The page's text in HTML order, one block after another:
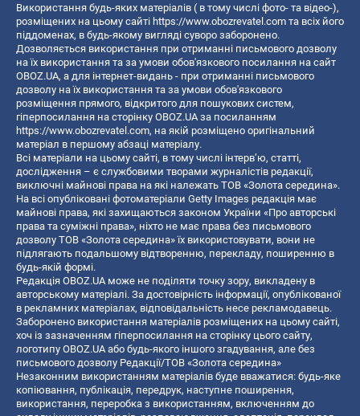
Використання будь-яких матеріалів ( в тому числі фото- та відео-),
розміщених на цьому сайті https://www.obozrevatel.com та всіх його
піддоменах, в будь-якому вигляді суворо заборонено.
Дозволяється використання при отриманні письмового дозволу
на їх використання та за умови обов'язкового посилання на сайт
OBOZ.UA, а для інтернет-видань - при отриманні письмового
дозволу на їх використання та за умови обов'язкового
розміщення прямого, відкритого для пошукових систем,
гіперпосилання на сторінку OBOZ.UA за посиланням
https://www.obozrevatel.com, на якій розміщено оригінальний
матеріал в першому абзаці матеріалу.
Всі матеріали на цьому сайті, в тому числі інтерв’ю, статті,
дослідження – є службовими творами журналістів редакції,
виключні майнові права на які належать ТОВ «Золота середина».
На всі опубліковані фотоматеріали Getty Images редакція має
майнові права, які захищаються законом України «Про авторські
права та суміжні права», ніхто не має права без письмового
дозволу ТОВ «Золота середина» їх використовувати, вони не
підлягають подальшому відтворенню, перекладу, поширенню в
будь-якій формі.
Редакція OBOZ.UA може не поділяти точку зору, викладену в
авторському матеріалі. За достовірність інформації, опублікованої
в рекламних матеріалах, відповідальність несе рекламодавець.
Заборонено використання матеріалів розміщених на цьому сайті,
хоч із зазначенням гіперпосилання на сторінку цього сайту,
логотипу OBOZ.UA або будь-якого іншого згадування, але без
письмового дозволу Редакції/ТОВ «Золота середина»
Незаконним використанням матеріалів буде вважатися: будь-яке
копiювання, публiкацiя, передрук, наступне поширення,
використання, переробка з використанням, включенням до